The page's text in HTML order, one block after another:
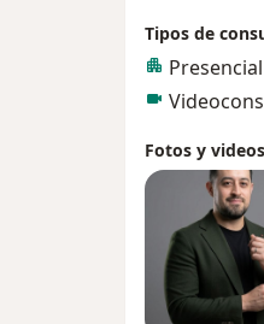
Tipos de
Presencial
Fotos y videos